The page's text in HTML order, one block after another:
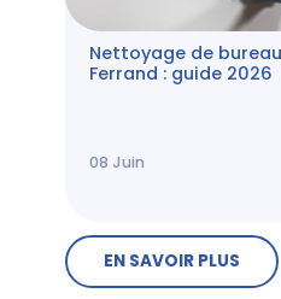
Nettoyage de
Ferrand : guide 2026
08 Juin
EN SAVOIR PLUS